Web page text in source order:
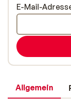
Allgemein
E-Mail-